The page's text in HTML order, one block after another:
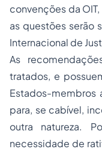
convenções da
as questões serão
Internacional de
As
tratados, e
Estados-membros
para, se cabível,
outra natureza.
necessidade de